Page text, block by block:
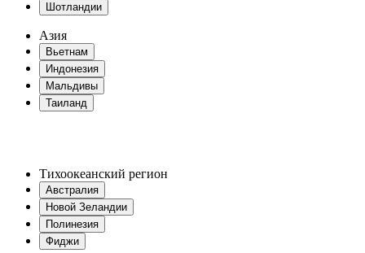
Шотландии
Азия
Вьетнам
Индонезия
Мальдивы
Таиланд
Тихоокеанский регион
Австралия
Новой Зеландии
Полинезия
Фиджи